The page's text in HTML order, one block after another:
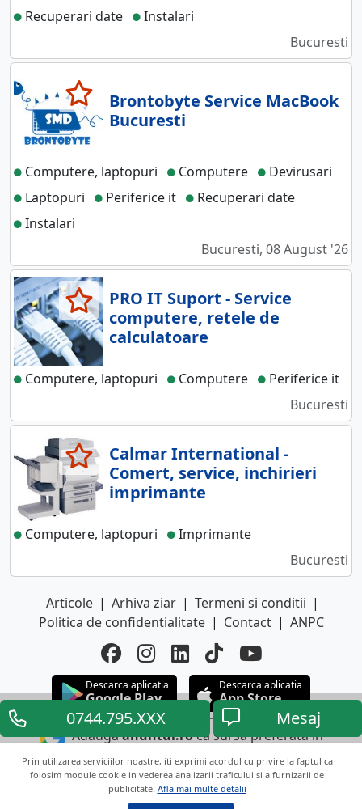
0744.795.XXX Mesaj
Prin utilizarea serviciilor noastre, iti exprimi acordul cu privire la faptul ca
folosim module cookie in vederea analizarii traficului si a furnizarii de
publicitate. Afla mai multe detalii
Recuperari date
Instalari
Bucuresti
Brontobyte Service MacBook
Bucuresti
Computere, laptopuri Computere
Devirusari
Laptopuri
Periferice it
Recuperari date
Instalari
Bucuresti, 08 August '26
PRO IT Suport - Service
computere, retele de
calculatoare
Computere, laptopuri Computere
Periferice it
Bucuresti
Calmar International -
Comert, service, inchirieri
imprimante
Computere, laptopuri
Imprimante
Bucuresti
Articole | Arhiva ziar | Termeni si conditii |
Politica de confidentialitate | Contact | ANPC
Descarca aplicatia
Google Play
Descarca aplicatia
App Store
Adaugaanuntul.roca sursa preferata in
Google
Copyright © 2026 ANUNTUL TELEFONIC